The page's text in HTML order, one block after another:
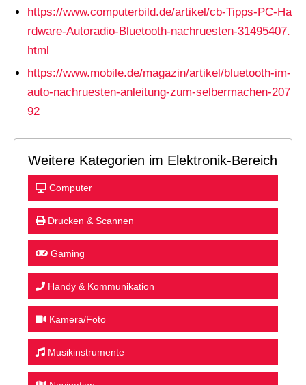
https://www.computerbild.de/artikel/cb-Tipps-PC-Ha
rdware-Autoradio-Bluetooth-nachruesten-31495407.
html
https://www.mobile.de/magazin/artikel/bluetooth-im-
auto-nachruesten-anleitung-zum-selbermachen-207
92
Weitere Kategorien im Elektronik-Bereich
Computer
Drucken & Scannen
Gaming
Handy & Kommunikation
Kamera/Foto
Musikinstrumente